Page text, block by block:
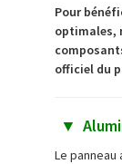
Pour
optimales,
officiel du
▼
Le panneau